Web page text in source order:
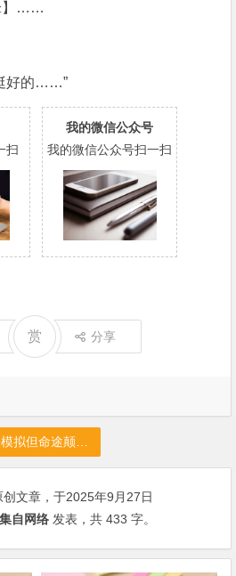
】……
好的……”
扫
我的微信公众号
我的微信公众号扫一扫
赏 分享
星铁模拟但命途颠佬下载
创文章，于2025年9月27日
自网络 发表，共 433 字。